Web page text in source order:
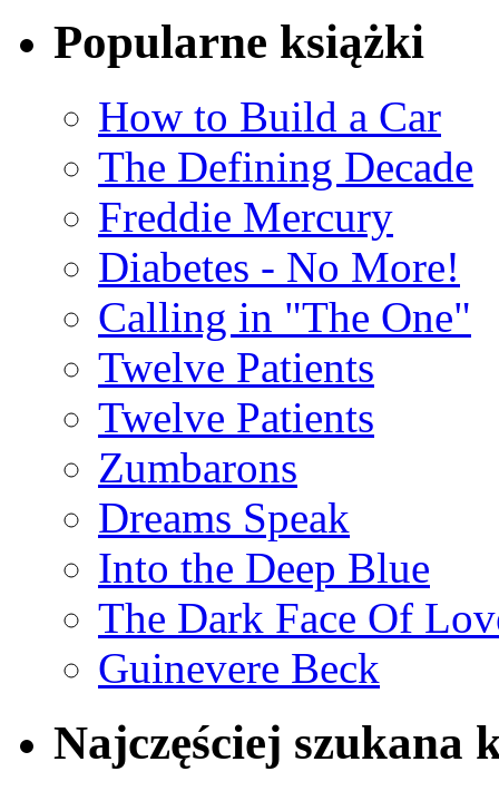
Popularne książki
How to Build a Car
The Defining Decade
Freddie Mercury
Diabetes - No More!
Calling in "The One"
Twelve Patients
Twelve Patients
Zumbarons
Dreams Speak
Into the Deep Blue
The Dark Face Of
Guinevere Beck
Najczęściej szukana